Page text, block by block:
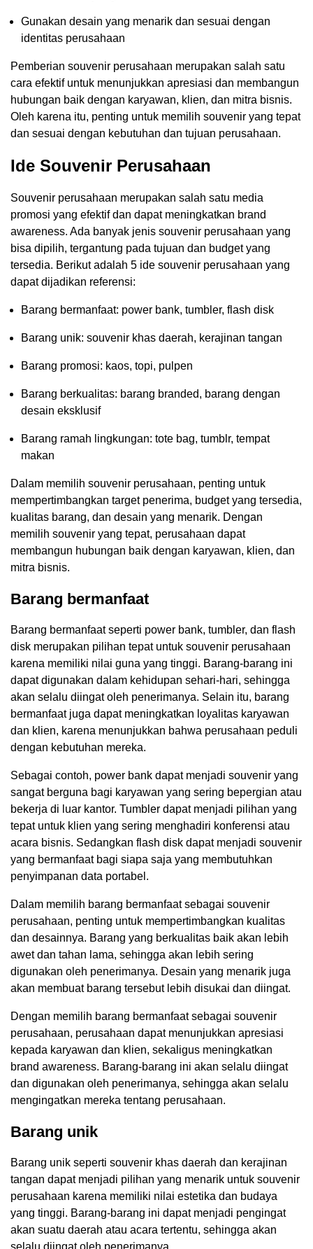
Gunakan desain yang menarik dan sesuai dengan
identitas perusahaan
Pemberian souvenir perusahaan merupakan salah satu
cara efektif untuk menunjukkan apresiasi dan membangun
hubungan baik dengan karyawan, klien, dan mitra bisnis.
Oleh karena itu, penting untuk memilih souvenir yang tepat
dan sesuai dengan kebutuhan dan tujuan perusahaan.
Ide Souvenir Perusahaan
Souvenir perusahaan merupakan salah satu media
promosi yang efektif dan dapat meningkatkan brand
awareness. Ada banyak jenis souvenir perusahaan yang
bisa dipilih, tergantung pada tujuan dan budget yang
tersedia. Berikut adalah 5 ide souvenir perusahaan yang
dapat dijadikan referensi:
Barang bermanfaat: power bank, tumbler, flash disk
Barang unik: souvenir khas daerah, kerajinan tangan
Barang promosi: kaos, topi, pulpen
Barang berkualitas: barang branded, barang dengan
desain eksklusif
Barang ramah lingkungan: tote bag, tumblr, tempat
makan
Dalam memilih souvenir perusahaan, penting untuk
mempertimbangkan target penerima, budget yang tersedia,
kualitas barang, dan desain yang menarik. Dengan
memilih souvenir yang tepat, perusahaan dapat
membangun hubungan baik dengan karyawan, klien, dan
mitra bisnis.
Barang bermanfaat
Barang bermanfaat seperti power bank, tumbler, dan flash
disk merupakan pilihan tepat untuk souvenir perusahaan
karena memiliki nilai guna yang tinggi. Barang-barang ini
dapat digunakan dalam kehidupan sehari-hari, sehingga
akan selalu diingat oleh penerimanya. Selain itu, barang
bermanfaat juga dapat meningkatkan loyalitas karyawan
dan klien, karena menunjukkan bahwa perusahaan peduli
dengan kebutuhan mereka.
Sebagai contoh, power bank dapat menjadi souvenir yang
sangat berguna bagi karyawan yang sering bepergian atau
bekerja di luar kantor. Tumbler dapat menjadi pilihan yang
tepat untuk klien yang sering menghadiri konferensi atau
acara bisnis. Sedangkan flash disk dapat menjadi souvenir
yang bermanfaat bagi siapa saja yang membutuhkan
penyimpanan data portabel.
Dalam memilih barang bermanfaat sebagai souvenir
perusahaan, penting untuk mempertimbangkan kualitas
dan desainnya. Barang yang berkualitas baik akan lebih
awet dan tahan lama, sehingga akan lebih sering
digunakan oleh penerimanya. Desain yang menarik juga
akan membuat barang tersebut lebih disukai dan diingat.
Dengan memilih barang bermanfaat sebagai souvenir
perusahaan, perusahaan dapat menunjukkan apresiasi
kepada karyawan dan klien, sekaligus meningkatkan
brand awareness. Barang-barang ini akan selalu diingat
dan digunakan oleh penerimanya, sehingga akan selalu
mengingatkan mereka tentang perusahaan.
Barang unik
Barang unik seperti souvenir khas daerah dan kerajinan
tangan dapat menjadi pilihan yang menarik untuk souvenir
perusahaan karena memiliki nilai estetika dan budaya
yang tinggi. Barang-barang ini dapat menjadi pengingat
akan suatu daerah atau acara tertentu, sehingga akan
selalu diingat oleh penerimanya.